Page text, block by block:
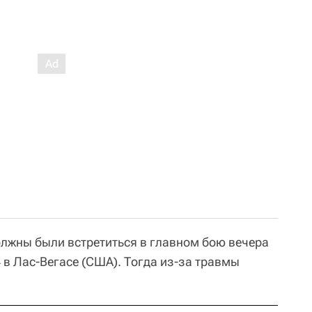
были встретиться в главном бою вечера
в Лас-Вегасе (США). Тогда из-за травмы